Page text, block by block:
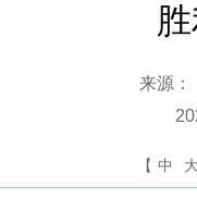
来源：
【 中 大